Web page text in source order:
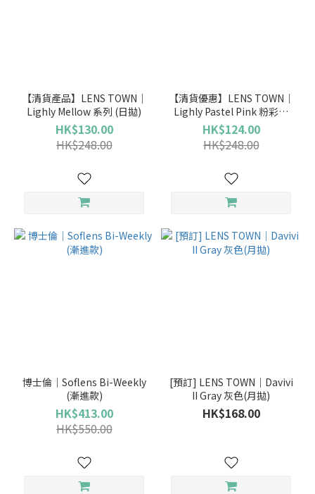
【清貨產品】LENS TOWN｜
Lighly Mellow 系列 (日拋)
HK$130.00
HK$248.00
【清貨優惠】LENS TOWN｜
Lighly Pastel Pink 粉彩粉
(日拋)
HK$124.00
HK$248.00
博士倫｜Soflens Bi-Weekly
(漸進款)
HK$413.00
HK$550.00
[預訂] LENS TOWN｜Davivi
II Gray 灰色(月拋)
HK$168.00